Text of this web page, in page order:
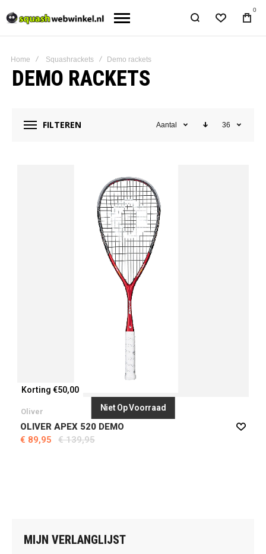
0
Home Squashrackets Demo rackets
DEMO RACKETS
FILTEREN Aantal 36
Niet Op Voorraad
Korting €50,00
Oliver
OLIVER APEX 520 DEMO
€ 89,95
€ 139,95
MIJN VERLANGLIJST